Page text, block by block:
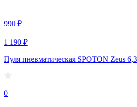
990 ₽
1 190 ₽
Пуля пневматическая SPOTON Zeus
0